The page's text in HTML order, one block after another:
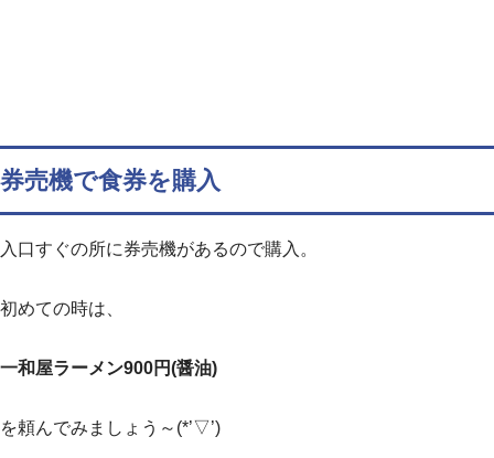
券売機で食券を購入
入口すぐの所に券売機があるので購入。
初めての時は、
一和屋ラーメン900円(醤油)
を頼んでみましょう～(*’▽’)